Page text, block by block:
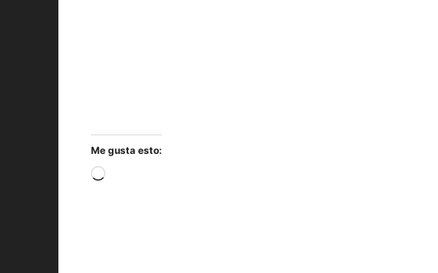
Me gusta esto:
Cargando...